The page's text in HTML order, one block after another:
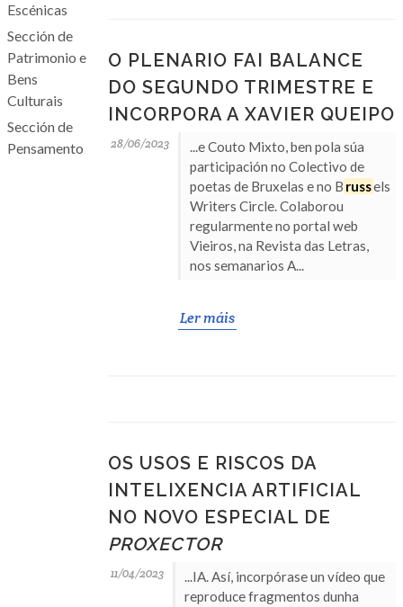
Escénicas
Sección de
Patrimonio e
Bens
Culturais
Sección de
Pensamento
O PLENARIO FAI BALANCE
DO SEGUNDO TRIMESTRE E
INCORPORA A XAVIER QUEIPO
28/06/2023
...e Couto Mixto, ben pola súa
participación no Colectivo de
poetas de Bruxelas e no B russels
Writers Circle. Colaborou
regularmente no portal web
Vieiros, na Revista das Letras,
nos semanarios A...
Ler máis
OS USOS E RISCOS DA
INTELIXENCIA ARTIFICIAL
NO NOVO ESPECIAL DE
PROXECTOR
11/04/2023
...IA. Así, incorpórase un vídeo que
reproduce fragmentos dunha